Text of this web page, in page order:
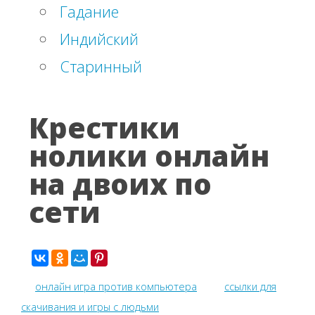
Гадание
Индийский
Старинный
Крестики
нолики онлайн
на двоих по
сети
онлайн игра против компьютера
ссылки для
скачивания и игры с людьми